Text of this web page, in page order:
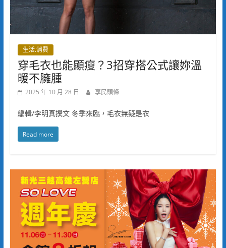
生活.消費
穿毛衣也能顯瘦？3招穿搭公式讓妳溫
暖不臃腫
2025 年 10 月 28 日 享民頭條
編輯/李明真撰文 冬季來臨，毛衣無疑是衣
Read more